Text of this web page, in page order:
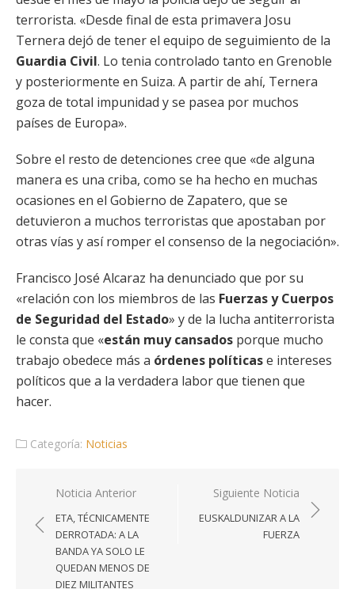
terrorista. «Desde final de esta primavera Josu
Ternera dejó de tener el equipo de seguimiento de la
Guardia Civil. Lo tenia controlado tanto en Grenoble
y posteriormente en Suiza. A partir de ahí, Ternera
goza de total impunidad y se pasea por muchos
países de Europa».
Sobre el resto de detenciones cree que «de alguna
manera es una criba, como se ha hecho en muchas
ocasiones en el Gobierno de Zapatero, que se
detuvieron a muchos terroristas que apostaban por
otras vías y así romper el consenso de la negociación».
Francisco José Alcaraz ha denunciado que por su
«relación con los miembros de las Fuerzas y Cuerpos
de Seguridad del Estado» y de la lucha antiterrorista
le consta que «están muy cansados porque mucho
trabajo obedece más a órdenes políticase intereses
políticos que a la verdadera labor que tienen que
hacer.
Categoría: Noticias
Navegación
de
entradas
Noticia Anterior
ETA, TÉCNICAMENTE
DERROTADA: A LA
BANDA YA SOLO LE
QUEDAN MENOS DE
DIEZ MILITANTES
Siguiente Noticia
EUSKALDUNIZAR A LA
FUERZA